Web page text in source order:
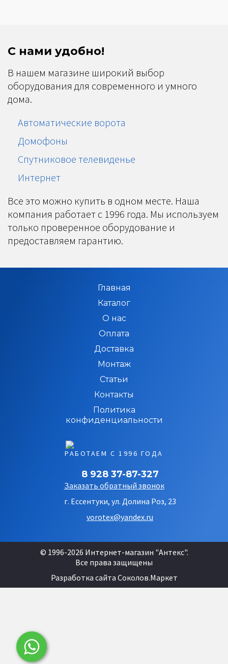
С нами удобно!
В нашем магазине широкий выбор
оборудования для современного и умного
дома.
Автоматические ворота
Домофоны
Спутниковое телевиденье
Интернет
Все это можно купить в одном месте. Наша
компания работает с 1996 года. Мы используем
только проверенное оборудование и
предоставляем гарантию.
РАБОТАЕМ С 1996 ГОДА
Главная
Каталог
О нас
Оплата
Доставка
Монтаж
Статьи
Контакты
Политика
конфиденциальности
8 928 37-87-327
Заказать обратный звонок
г. Ессентуки, ул. Долина Роз, 23
vorotex@yandex.ru
© 1996-2026 Интернет-магазин "Антекс".
Все права защищены
Разработка сайта Соколов.Маркет